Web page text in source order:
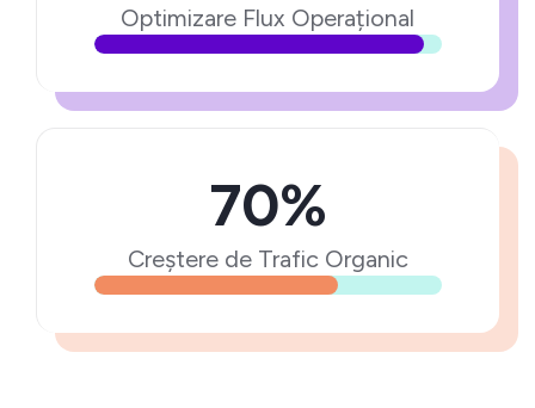
Optimizare Flux Operațional
70%
Creștere de Trafic Organic